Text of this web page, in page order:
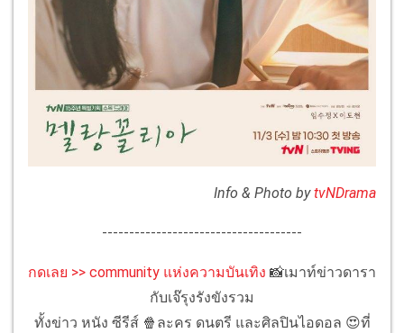
Info & Photo bytvNDrama
-------------------------------------
กดเลย >> community แห่งความบันเทิง 📸เมาท์ข่าวดารา
กับเจ๊รุงรังขังรวม
ทั้งข่าว หนัง ซีรีส์ 🍿ละคร ดนตรี และศิลปินไอดอล 😍ที่